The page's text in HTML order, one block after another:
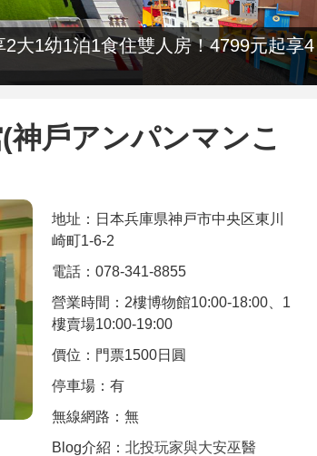
大1幼1泊1食住雙人房！4799元起享4
神戶アンパンマンこ
地址：日本兵庫県神戸市中央区東川
崎町1-6-2
電話：078-341-8855
營業時間：2樓博物館10:00-18:00、1
樓賣場10:00-19:00
價位：門票1500日圓
停車場：有
無線網路：無
Blog介紹：北投玩家與大安巫醫